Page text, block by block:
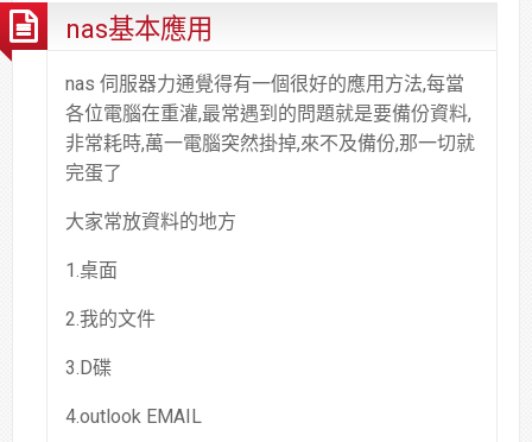
解
決
方
nas基本應用
nas 伺服器力通覺得有一個很好的應用方法,每當
各位電腦在重灌,最常遇到的問題就是要備份資料,
非常耗時,萬一電腦突然掛掉,來不及備份,那一切就
完蛋了
大家常放資料的地方
1.桌面
2.我的文件
3.D碟
4.outlook EMAIL